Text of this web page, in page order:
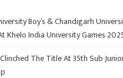
Boy’s & Chandigarh
Khelo India University Games
Clinched The Title At 35th Sub